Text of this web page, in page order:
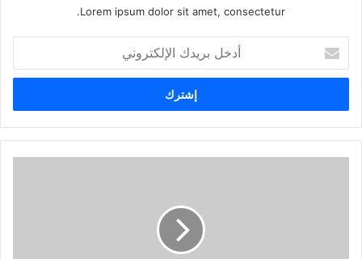
Lorem ipsum dolor sit amet, consectetur.
بريدك
الإلكتروني